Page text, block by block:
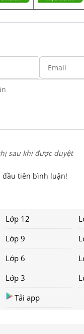
sau khi được duyệt
tiên bình luận!
Lớp 12
Lớp 9
Lớp 6
Lớp 3
Tải app